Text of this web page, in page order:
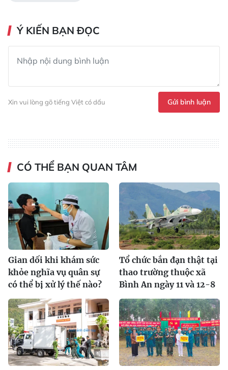
Ý KIẾN BẠN ĐỌC
Xin vui lòng gõ tiếng Việt có dấu Gửi bình luận
CÓ THỂ BẠN QUAN TÂM
Gian dối khi khám sức
khỏe nghĩa vụ quân sự
có thể bị xử lý thế nào?
Tổ chức bắn đạn thật tại
thao trường thuộc xã
Bình An ngày 11 và 12-8